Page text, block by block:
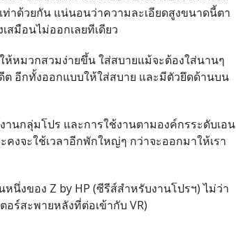
ท่าด้วยกัน แน่นอนว่าความละเอียดสูงขนาดนี้ตา
สมือนไม่ออกเลยทีเดียว
ห้หมวกสวมง่ายขึ้น ใส่สบายแม้จะต้องใส่นานๆ
อีกทั้งออกแบบให้ใส่สบาย และมีตัวยึดด้านบน
นกลุ่มโปร และการใช้งานตามองค์กรระดับเอน
งจะใช้เวลาอีกพักใหญ่ๆ กว่าจะออกมาให้เรา
นึ่งของ Z by HP (ซีรีส์สำหรับงานโปรฯ) ไม่ว่า
ร์สะพายหลังที่ต่อเข้ากับ VR)